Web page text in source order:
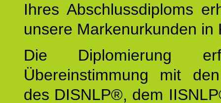
Ihres Abschlussdiploms
unsere Markenurkunden in
Die Diplomierung
Übereinstimmung mit
des DISNLP®, dem